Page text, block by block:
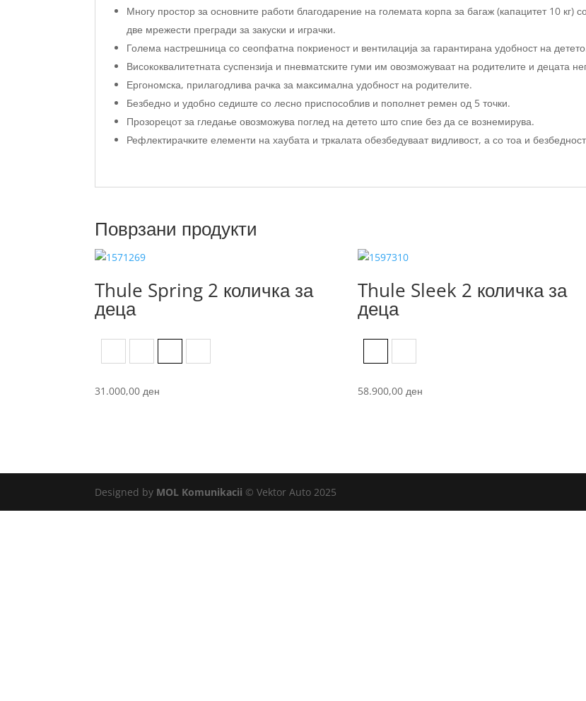
Многу простор за основните работи благодарение на големата корпа за багаж (капацитет 10 кг)
две мрежести прегради за закуски и играчки.
Голема настрешница со сеопфатна покриеност и вентилација за гарантирана удобност на
Висококвалитетната суспензија и пневматските гуми им овозможуваат на родителите и децата
Ергономска, прилагодлива рачка за максимална удобност на родителите.
Безбедно и удобно седиште со лесно приспособлив и пополнет ремен од 5 точки.
Прозорецот за гледање овозможува поглед на детето што спие без да се вознемирува.
Рефлектирачките елементи на хаубата и тркалата обезбедуваат видливост, а со тоа и
Поврзани продукти
Thule Spring 2 количка за
деца
31.000,00ден
Thule Sleek 2 количка за
деца
58.900,00 ден
Designed by MOL Komunikacii © Vektor Auto 2025